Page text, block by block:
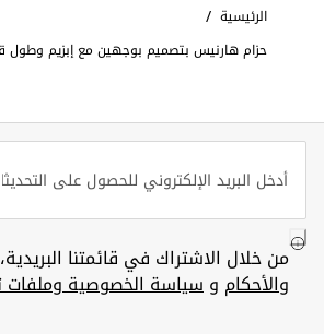
الرئيسية /
حزام هارنيس بتصميم بوجهين مع إبزيم وطول قابل
من خلال الاشتراك في قائمتنا
والأحكام وسياسة الخصوصية وملفات